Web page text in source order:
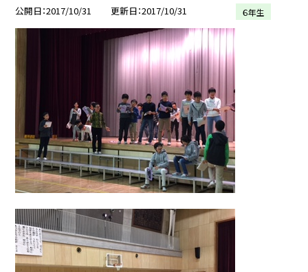
公開日 2017/10/31 更新日 2017/10/31 ６年生